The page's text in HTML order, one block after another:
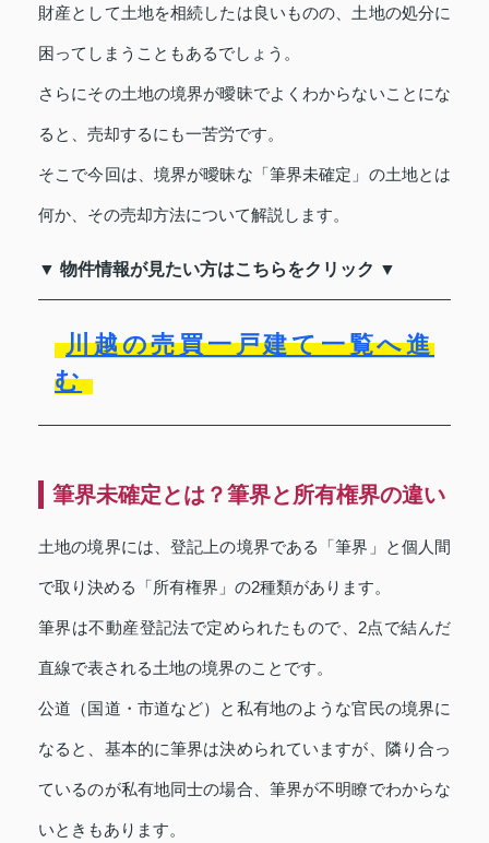
財産として土地を相続したは良いものの、土地の処分に
困ってしまうこともあるでしょう。
さらにその土地の境界が曖昧でよくわからないことにな
ると、売却するにも一苦労です。
そこで今回は、境界が曖昧な「筆界未確定」の土地とは
何か、その売却方法について解説します。
▼ 物件情報が見たい方はこちらをクリック ▼
川越の売買一戸建て一覧へ進
む
筆界未確定とは？筆界と所有権界の違い
土地の境界には、登記上の境界である「筆界」と個人間
で取り決める「所有権界」の2種類があります。
筆界は不動産登記法で定められたもので、2点で結んだ
直線で表される土地の境界のことです。
公道（国道・市道など）と私有地のような官民の境界に
なると、基本的に筆界は決められていますが、隣り合っ
ているのが私有地同士の場合、筆界が不明瞭でわからな
いときもあります。